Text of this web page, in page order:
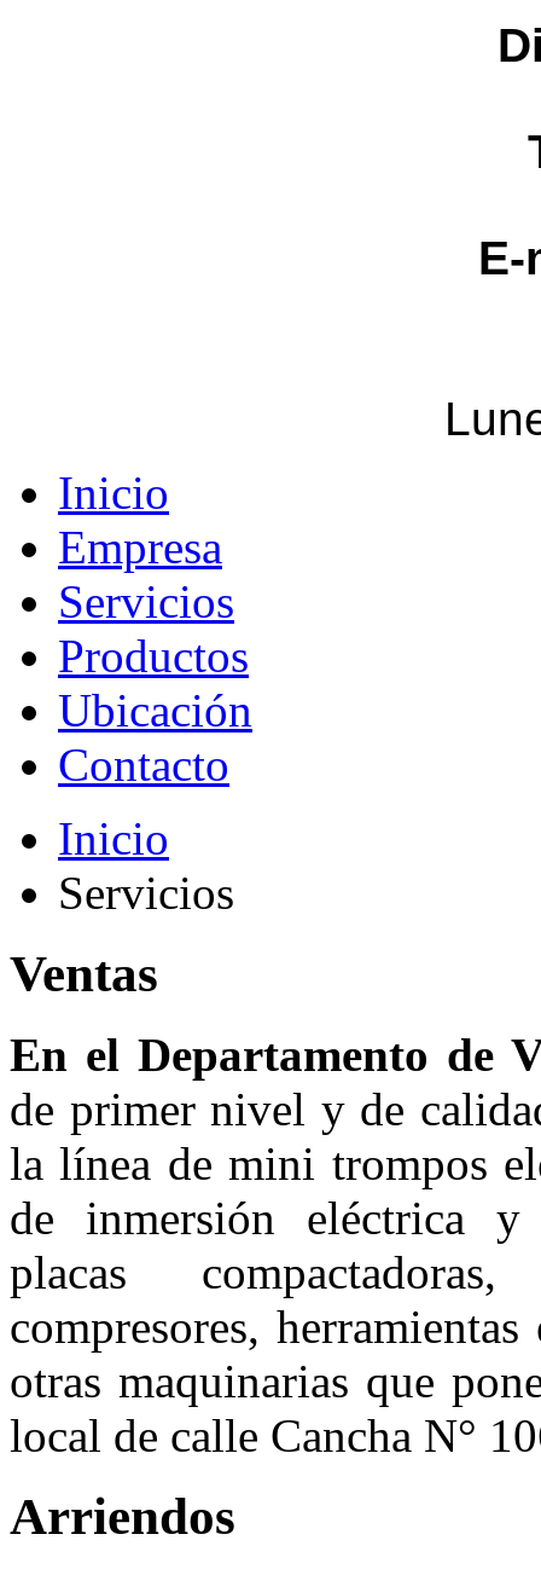
Inicio
Empresa
Servicios
Productos
Ubicación
Contacto
Inicio
Servicios
Ventas
En el Departamento de
de primer nivel y de
la línea de mini trompos
de inmersión eléctrica y
placas
compresores,
otras maquinarias que
local de calle Cancha N°
Arriendos